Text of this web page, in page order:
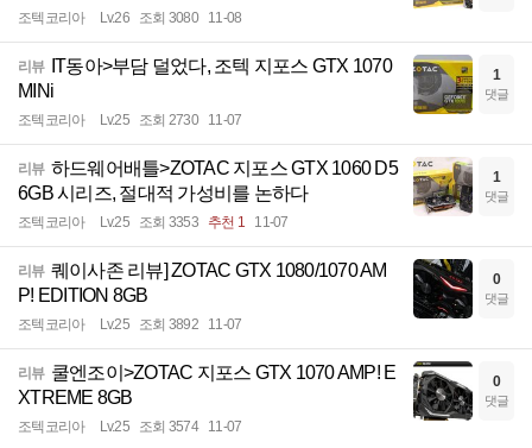
조텍코리아 Lv.26 조회 3080 11-08
리뷰
IT동아>부담 덜었다, 조텍 지포스 GTX 1070
MINi
조텍코리아 Lv.25 조회 2730 11-07
1
댓글
리뷰 하드웨어배틀>ZOTAC 지포스 GTX 1060 D5
6GB 시리즈, 절대적 가성비를 논하다
조텍코리아 Lv.25 조회 3353 추천 1 11-07
1
댓글
리뷰 퀘이사존 리뷰] ZOTAC GTX 1080/1070 AM
P! EDITION 8GB
조텍코리아 Lv.25 조회 3892 11-07
0
댓글
리뷰 쿨엔조이>ZOTAC 지포스 GTX 1070 AMP! E
XTREME 8GB
조텍코리아 Lv.25 조회 3574 11-07
0
댓글